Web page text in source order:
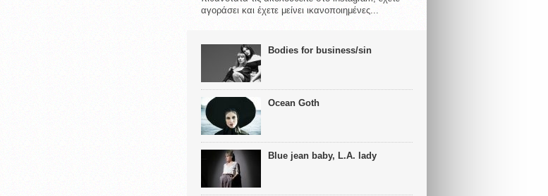
αγοράσει και έχετε μείνει ικανοποιημένες...
Bodies for business/sin
Ocean Goth
Blue jean baby, L.A. lady